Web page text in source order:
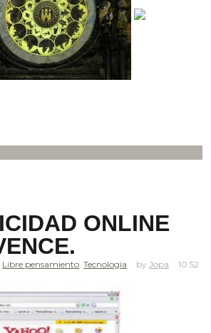
ONLINE
Libre pensamiento Tecnología Jopa
10.52